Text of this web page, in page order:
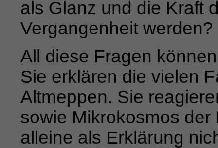
als Glanz und die Kraft
Vergangenheit werden?
All diese Fragen
Sie erklären die vielen
Altmeppen. Sie
sowie Mikrokosmos
alleine als Erklärung